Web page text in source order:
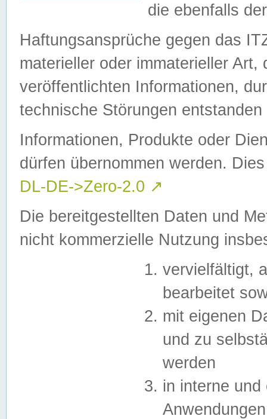
die ebenfalls
Haftungsansprüche gegen das
materieller oder immaterieller
veröffentlichten Informationen,
technische Störungen
Informationen, Produkte oder
dürfen übernommen werden.
DL-DE->Zero-2.0 ↗
Die bereitgestellten Daten und
nicht kommerzielle Nutzung
vervielfältigt,
bearbeitet
mit eigenen
und zu
werden
in interne